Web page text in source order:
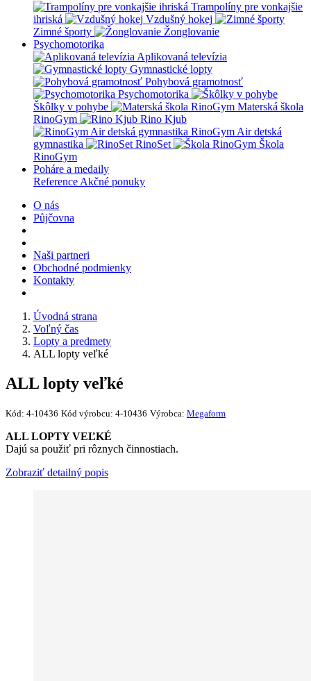
Trampolíny pre vonkajšie
ihriská
Vzdušný hokej
Zimné športy
Žonglovanie
Psychomotorika
Aplikovaná televízia
Gymnastické lopty
Pohybová gramotnosť
Psychomotorika
Škôlky v pohybe
Materská škola
RinoGym
Rino Kjub
RinoGym Air detská
gymnastika
RinoSet
Škola
RinoGym
Poháre a medaily
Reference Akčné ponuky
O nás
Půjčovna
Naši partneri
Obchodné podmienky
Kontakty
Úvodná strana
Voľný čas
Lopty a predmety
ALL lopty veľké
ALL lopty veľké
Kód: 4-10436 Kód výrobcu: 4-10436 Výrobca: Megaform
ALL LOPTY VEĽKÉ
Dajú sa použiť pri rôznych činnostiach.
Zobraziť detailný popis